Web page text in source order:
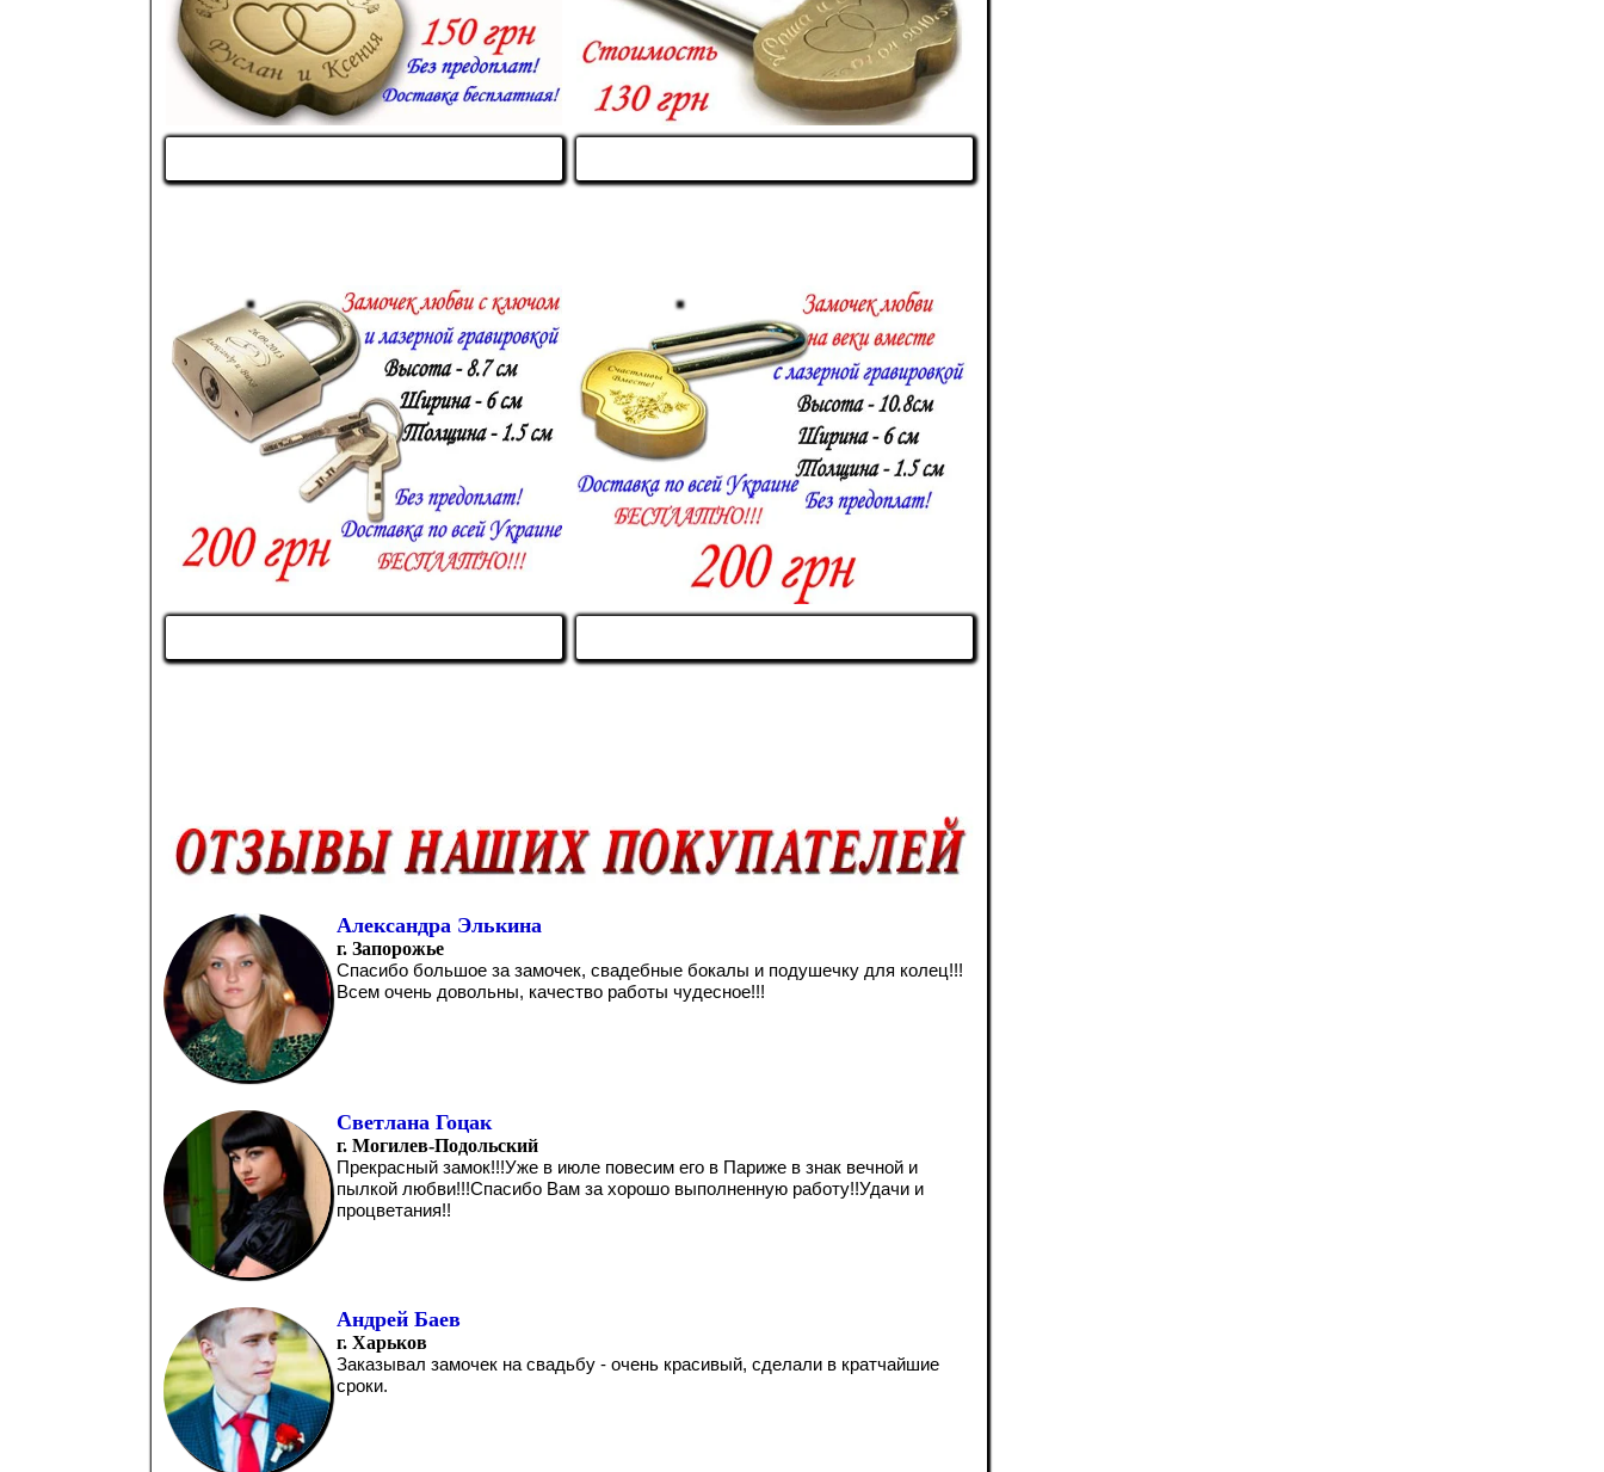
Александра Элькина
г. Запорожье
Спасибо большое за замочек, свадебные бокалы и подушечку для колец!!!
Всем очень довольны, качество работы чудесное!!!
Светлана Гоцак
г. Могилев-Подольский
Прекрасный замок!!!Уже в июле повесим его в Париже в знак вечной и
пылкой любви!!!Спасибо Вам за хорошо выполненную работу!!Удачи и
процветания!!
Андрей Баев
г. Харьков
Заказывал замочек на свадьбу - очень красивый, сделали в кратчайшие
сроки.